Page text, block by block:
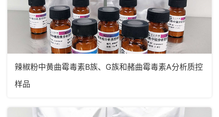
辣椒粉中黄曲霉毒素B族、G族和赭曲霉毒素A分析质控
样品